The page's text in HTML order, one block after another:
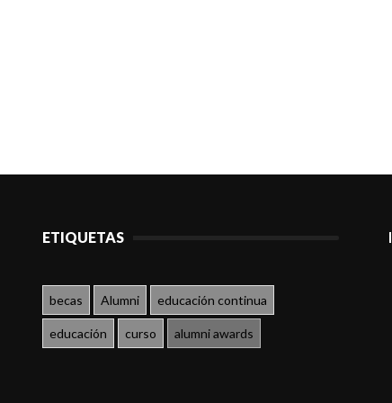
ETIQUETAS
becas Alumni educación continua
educación curso alumni awards